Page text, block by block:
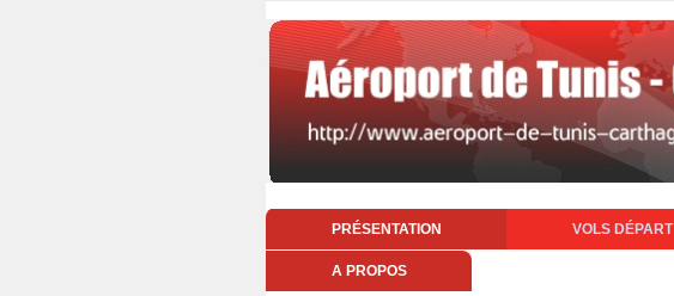
PRÉSENTATION VOLS DÉPART
A PROPOS